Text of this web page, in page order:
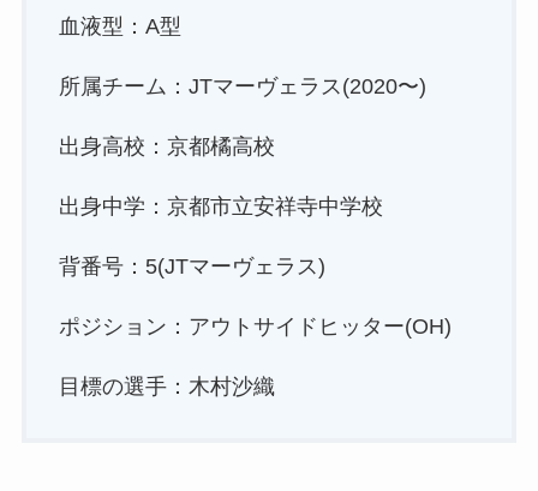
血液型：A型
所属チーム：JTマーヴェラス(2020〜)
出身高校：京都橘高校
出身中学：京都市立安祥寺中学校
背番号：5(JTマーヴェラス)
ポジション：アウトサイドヒッター(OH)
目標の選手：木村沙織